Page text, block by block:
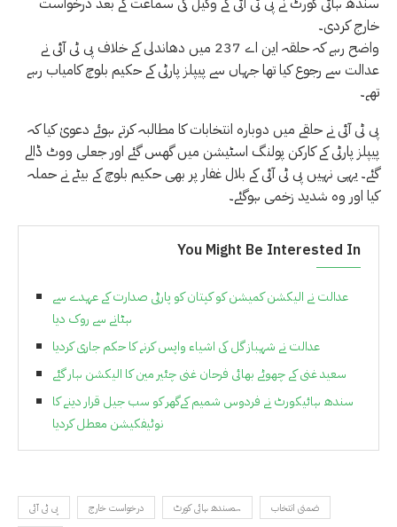
خارج کردی۔
واضح رہے کہ حلقہ این اے 237 میں دھاندلی کے خلاف پی ٹی آئی نے
عدالت سے رجوع کیا تھا جہاں سے پیپلز پارٹی کے حکیم بلوچ کامیاب رہے
تھے۔
پی ٹی آئی نے حلقے میں دوبارہ انتخابات کا مطالبہ کرتے ہوئے دعویٰ کیا کہ
پیپلز پارٹی کے کارکن پولنگ اسٹیشن میں گھس گئے اور جعلی ووٹ ڈالے
گئے۔ یہی نہیں پی ٹی آئی کے بلال غفار پر بھی حکیم بلوچ کے بیٹے نے حملہ
کیا اور وہ شدید زخمی ہوگئے۔
You Might Be Interested In
عدالت نے الیکشن کمیشن کو کپتان کو پارٹی صدارت کے عہدے سے
ہٹانے سے روک دیا
عدالت نے شہباز گل کی اشیاء واپس کرنے کا حکم جاری کردیا
سعید غنی کے چھوٹے بھائی فرحان غنی چئیر مین کا الیکشن ہار گئے
سندھ ہائیکورٹ نے فردوس شمیم کےگھر کو سب جیل قرار دینے کا
نوٹیفکیشن معطل کردیا
پی ٹی آئی درخواست خارج سندھ ہائی کورٹ؎
ضمنی انتخاب